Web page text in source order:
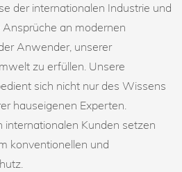
der internationalen Industrie und
an modernen
Anwender, unserer
zu erfüllen. Unsere
sich nicht nur des Wissens
hauseigenen Experten.
internationalen Kunden setzen
konventionellen und